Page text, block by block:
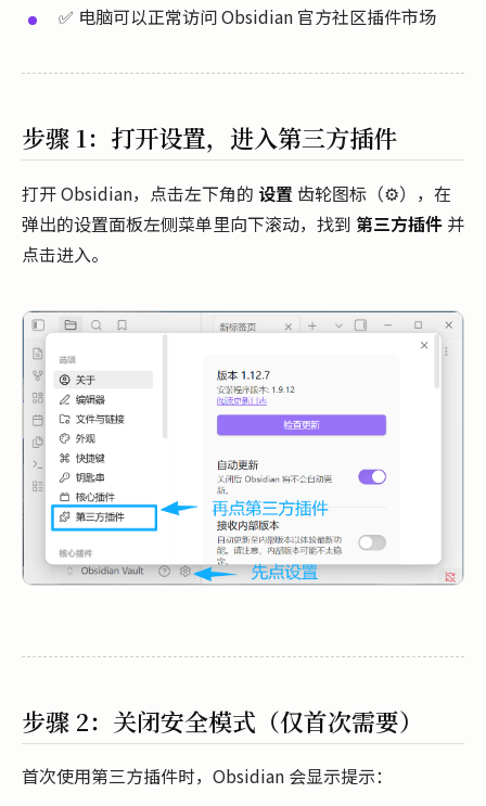
✅ 电脑可以正常访问 Obsidian 官方社区插件市场
步骤 1：打开设置，进入第三方插件
打开 Obsidian，点击左下角的 设置 齿轮图标（⚙️），在
弹出的设置面板左侧菜单里向下滚动，找到 第三方插件 并
点击进入。
步骤 2：关闭安全模式（仅首次需要）
首次使用第三方插件时，Obsidian 会显示提示：